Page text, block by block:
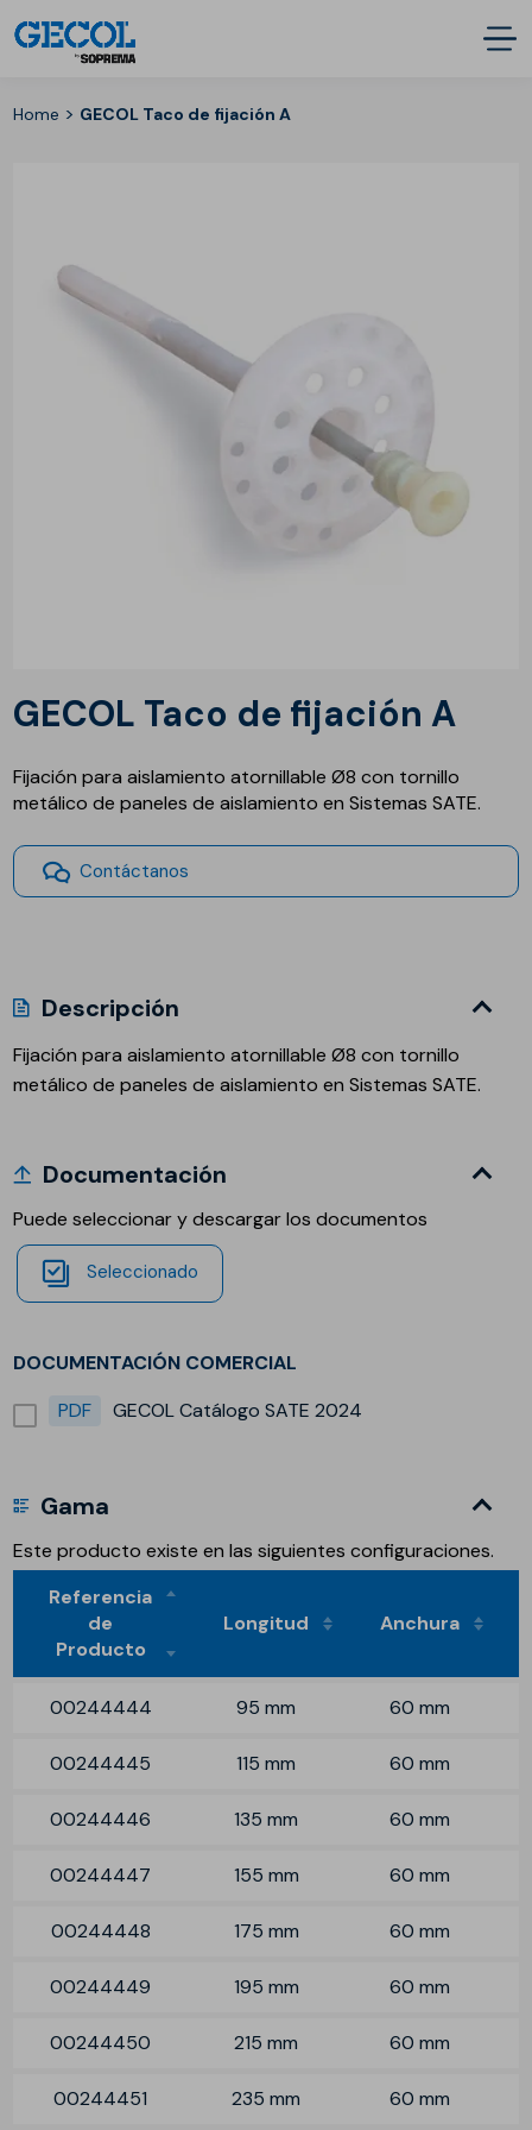
Home > GECOL Taco de fijación A
GECOL Taco de fijación A
Fijación para aislamiento atornillable Ø8 con tornillo
metálico de paneles de aislamiento en Sistemas SATE.
Contáctanos
Descripción
Fijación para aislamiento atornillable Ø8 con tornillo
metálico de paneles de aislamiento en Sistemas SATE.
Documentación
Puede seleccionar y descargar los documentos
Seleccionado
DOCUMENTACIÓN COMERCIAL
PDF
GECOL Catálogo SATE 2024
Gama
Este producto existe en las siguientes configuraciones.
Referencia
de
Producto
Longitud Anchura
00244444 95 mm 60 mm
00244445 115 mm 60 mm
00244446 135 mm 60 mm
00244447 155 mm 60 mm
00244448 175 mm 60 mm
00244449 195 mm 60 mm
00244450 215 mm 60 mm
00244451 235 mm 60 mm